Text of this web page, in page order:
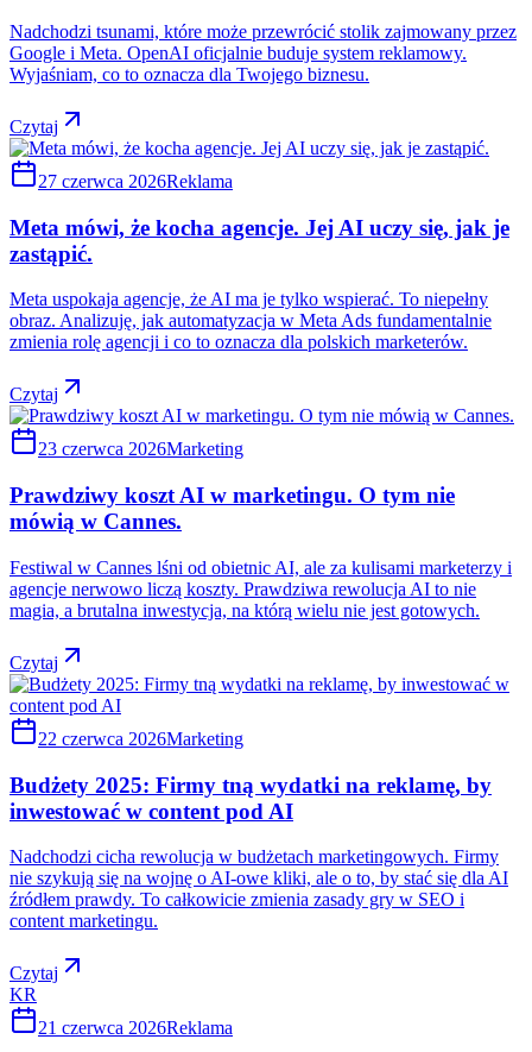
Nadchodzi tsunami, które może przewrócić stolik zajmowany przez
Google i Meta. OpenAI oficjalnie buduje system reklamowy.
Wyjaśniam, co to oznacza dla Twojego biznesu.
Czytaj
27 czerwca 2026Reklama
Meta mówi, że kocha agencje. Jej AI uczy się, jak je
zastąpić.
Meta uspokaja agencje, że AI ma je tylko wspierać. To niepełny
obraz. Analizuję, jak automatyzacja w Meta Ads fundamentalnie
zmienia rolę agencji i co to oznacza dla polskich marketerów.
Czytaj
23 czerwca 2026Marketing
Prawdziwy koszt AI w marketingu. O tym nie
mówią w Cannes.
Festiwal w Cannes lśni od obietnic AI, ale za kulisami marketerzy i
agencje nerwowo liczą koszty. Prawdziwa rewolucja AI to nie
magia, a brutalna inwestycja, na którą wielu nie jest gotowych.
Czytaj
22 czerwca 2026Marketing
Budżety 2025: Firmy tną wydatki na reklamę, by
inwestować w content pod AI
Nadchodzi cicha rewolucja w budżetach marketingowych. Firmy
nie szykują się na wojnę o AI-owe kliki, ale o to, by stać się dla AI
źródłem prawdy. To całkowicie zmienia zasady gry w SEO i
content marketingu.
Czytaj
KR
21 czerwca 2026Reklama